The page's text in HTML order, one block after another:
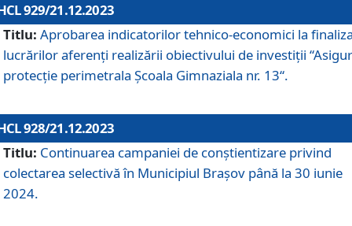
929/21.12.2023
Titlu: Aprobarea indicatorilor tehnico-economici la
lucrărilor aferenți realizării obiectivului de investiții
protecție perimetrala Școala Gimnaziala nr. 13“.
928/21.12.2023
Titlu: Continuarea campaniei de conștientizare privind
colectarea selectivă în Municipiul Braşov până la 30 iunie
2024.